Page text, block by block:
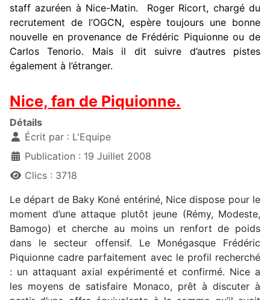
staff azuréen à Nice-Matin. Roger Ricort, chargé du
recrutement de l’OGCN, espère toujours une bonne
nouvelle en provenance de Frédéric Piquionne ou de
Carlos Tenorio. Mais il dit suivre d’autres pistes
également à l’étranger.
Nice, fan de Piquionne.
Détails
Écrit par : L'Equipe
Publication : 19 Juillet 2008
Clics : 3718
Le départ de Baky Koné entériné, Nice dispose pour le
moment d’une attaque plutôt jeune (Rémy, Modeste,
Bamogo) et cherche au moins un renfort de poids
dans le secteur offensif. Le Monégasque Frédéric
Piquionne cadre parfaitement avec le profil recherché
: un attaquant axial expérimenté et confirmé. Nice a
les moyens de satisfaire Monaco, prêt à discuter à